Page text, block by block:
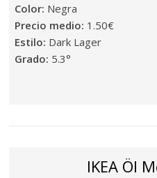
Color: Negra
Precio medio: 1.50€
Estilo: Dark Lager
Grado: 5.3°
IKEA Öl